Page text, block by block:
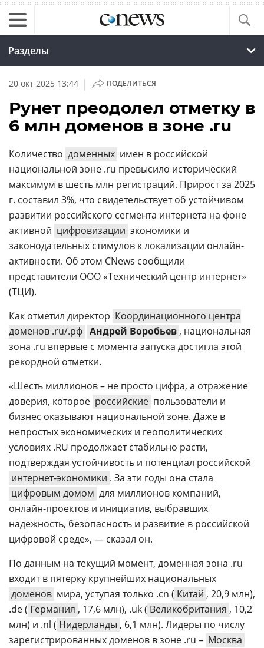
Разделы
20 окт 2025 13:44 | ПОДЕЛИТЬСЯ
Рунет преодолел отметку в
6 млн доменов в зоне .ru
Количество доменных имен в российской
национальной зоне .ru превысило исторический
максимум в шесть млн регистраций. Прирост за 2025
г. составил 3%, что свидетельствует об устойчивом
развитии российского сегмента интернета на фоне
активной цифровизации экономики и
законодательных стимулов к локализации онлайн-
активности. Об этом CNews сообщили
представители ООО «Технический центр интернет»
(ТЦИ).
Как отметил директор Координационного центра
доменов .ru/.рф Андрей Воробьев , национальная
зона .ru впервые с момента запуска достигла этой
рекордной отметки.
«Шесть миллионов – не просто цифра, а отражение
доверия, которое российские пользователи и
бизнес оказывают национальной зоне. Даже в
непростых экономических и геополитических
условиях .RU продолжает стабильно расти,
подтверждая устойчивость и потенциал российской
интернет-экономики . За эти годы она стала
цифровым домом для миллионов компаний,
онлайн-проектов и инициатив, выбравших
надежность, безопасность и развитие в российской
цифровой среде», — сказал он.
По данным на текущий момент, доменная зона .ru
входит в пятерку крупнейших национальных
доменов мира, уступая только .cn ( Китай , 20,9 млн),
.de ( Германия , 17,6 млн), .uk ( Великобритания , 10,2
млн) и .nl ( Нидерланды , 6,1 млн). Лидеры по числу
зарегистрированных доменов в зоне .ru – Москва